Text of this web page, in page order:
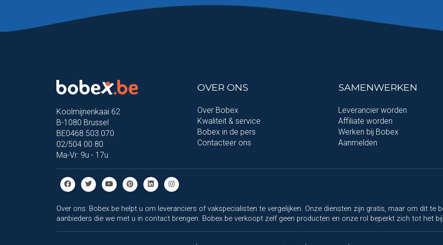
Koolmijnenkaai 62
B-1080 Brussel
BE0468.503.070
02/504 00 80
Ma-Vr: 9u - 17u
OVER ONS
Over Bobex
Kwaliteit & service
Bobex in de pers
Contacteer ons
SAMENWERKEN
Leverancier worden
Affiliate worden
Werken bij Bobex
Aanmelden
Over ons: Bobex.be helpt u om leveranciers of vakspecialisten te vergelijken. Onze diensten zijn gratis, maar om dit te
aanbieders die we met u in contact brengen. Bobex.be verkoopt zelf geen producten en onze rol beperkt zich tot het